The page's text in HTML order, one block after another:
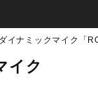
イナミックマイク「
イク